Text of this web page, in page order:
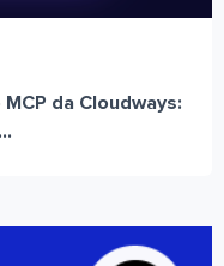
da Cloudways: